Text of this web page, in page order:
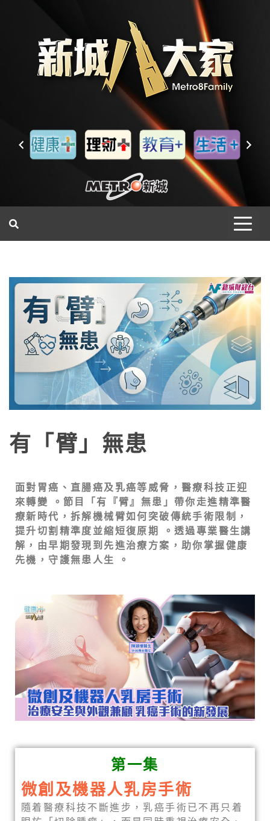
有「臂」無患
面對胃癌、直腸癌及乳癌等威脅，醫療科技正迎
來轉變 。節目「有『臂』無患」帶你走進精準醫
療新時代，拆解機械臂如何突破傳統手術限制，
提升切割精準度並縮短復原期 。透過專業醫生講
解，由早期發現到先進治療方案，助你掌握健康
先機，守護無患人生 。
第一集
微創及機器人乳房手術
隨着醫療科技不斷進步，乳癌手術已不再只着